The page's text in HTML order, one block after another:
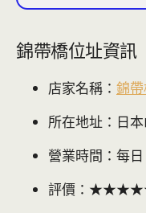
錦帶橋位址資訊
店家名稱： 錦
所在地址：日
營業時間：每日
評價：